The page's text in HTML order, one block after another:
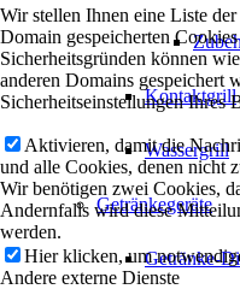
Kontaktgrill
Wassergrill
Getränkegeräte
Getränke-
Wir stellen Ihnen eine Liste
Domain gespeicherten
Sicherheitsgründen können
anderen Domains gespeichert
Sicherheitseinstellungen Ihres
Aktivieren, damit die
und alle Cookies, denen nicht
Wir benötigen zwei Cookies,
Andernfalls wird diese
werden.
Hier klicken, um
Andere externe Dienste